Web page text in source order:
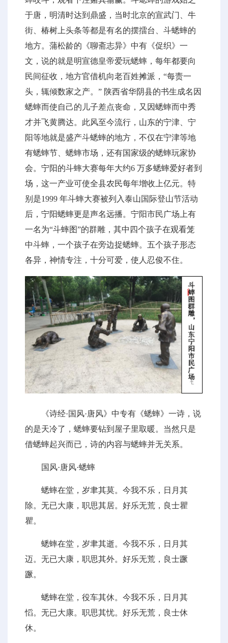
于唐，明清时达到鼎盛，当时北京的宣武门、牛
街、椿树上头条等都是有名的摆擂台、斗蟋蟀的
地方。蒲松龄的《聊斋志异》中有《促织》一
文，说的就是明宣德皇帝爱玩蟋蟀，每年都要向
民间征收，地方官借机向老百姓摊派，“每责一
头，辄倾数家之产。” 陕西省华阴县的书生成名因
蟋蟀而使自己的儿子差点丧命，又因蟋蟀而中秀
才并飞黄腾达。此风至今流行，山东的宁津、宁
阳等地就是盛产斗蟋蟀的地方，不仅在宁津等地
有蟋蟀节、蟋蟀市场，还有国家级的蟋蟀玩家协
会。宁阳的斗蟀大赛每年大约6 万多蟋蟀爱好者到
场，这一产业可使全县农民每年增收上亿元。特
别是1999 年斗蟀大赛被列入泰山国际登山节活动
后，宁阳蟋蟀更是声名远播。宁阳市民广场上有
一名为“斗蟀图”的群雕，其中四个孩子在观看笼
中斗蟀，一个孩子在旁边捉蟋蟀。五个孩子形态
各异，神情专注，十分可爱，使人忍俊不住。
《诗经·国风·唐风》中专有《蟋蟀》一诗，说
的是天冷了，蟋蟀要钻到屋子里取暖。当然只是
借蟋蟀起兴而已，诗的内容与蟋蟀并无关系。
国风·唐风·蟋蟀
蟋蟀在堂，岁聿其莫。今我不乐，日月其
除。无已大康，职思其居。好乐无荒，良士瞿
瞿。
蟋蟀在堂，岁聿其逝。今我不乐，日月其
迈。无已大康，职思其外。好乐无荒，良士蹶
蹶。
蟋蟀在堂，役车其休。今我不乐，日月其
慆。无已大康。职思其忧。好乐无荒，良士休
休。